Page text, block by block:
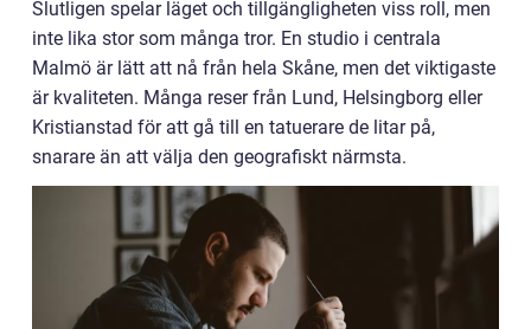
Slutligen spelar läget och tillgängligheten viss roll, men
inte lika stor som många tror. En studio i centrala
Malmö är lätt att nå från hela Skåne, men det viktigaste
är kvaliteten. Många reser från Lund, Helsingborg eller
Kristianstad för att gå till en tatuerare de litar på,
snarare än att välja den geografiskt närmsta.